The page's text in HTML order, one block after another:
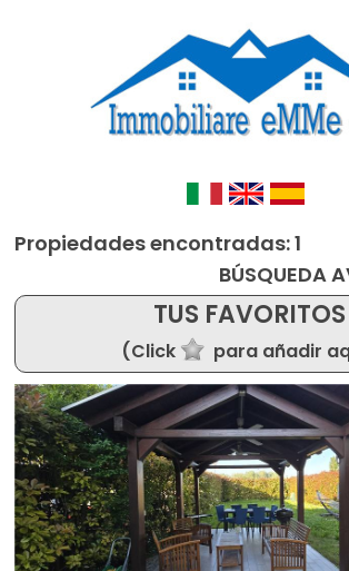
Propiedades encontradas: 1
BÚSQUEDA
TUS FAVORITOS
(Click para añadir